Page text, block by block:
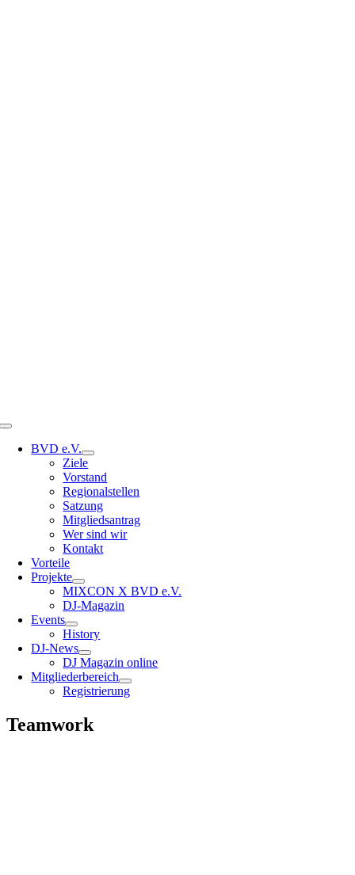
Toggle
NavigationBVD e.V.
Ziele
Vorstand
Regionalstellen
Satzung
Mitgliedsantrag
Wer sind wir
Kontakt
Vorteile
Projekte
MIXCON X BVD e.V.
DJ-Magazin
Events
History
DJ-News
DJ Magazin online
Mitgliederbereich
Registrierung
Teamwork